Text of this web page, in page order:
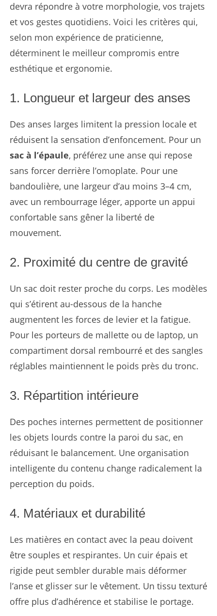
devra répondre à votre morphologie, vos trajets
et vos gestes quotidiens. Voici les critères qui,
selon mon expérience de praticienne,
déterminent le meilleur compromis entre
esthétique et ergonomie.
1. Longueur et largeur des anses
Des anses larges limitent la pression locale et
réduisent la sensation d’enfoncement. Pour un
sac à l’épaule, préférez une anse qui repose
sans forcer derrière l’omoplate. Pour une
bandoulière, une largeur d’au moins 3–4 cm,
avec un rembourrage léger, apporte un appui
confortable sans gêner la liberté de
mouvement.
2. Proximité du centre de gravité
Un sac doit rester proche du corps. Les modèles
qui s’étirent au-dessous de la hanche
augmentent les forces de levier et la fatigue.
Pour les porteurs de mallette ou de laptop, un
compartiment dorsal rembourré et des sangles
réglables maintiennent le poids près du tronc.
3. Répartition intérieure
Des poches internes permettent de positionner
les objets lourds contre la paroi du sac, en
réduisant le balancement. Une organisation
intelligente du contenu change radicalement la
perception du poids.
4. Matériaux et durabilité
Les matières en contact avec la peau doivent
être souples et respirantes. Un cuir épais et
rigide peut sembler durable mais déformer
l’anse et glisser sur le vêtement. Un tissu texturé
offre plus d’adhérence et stabilise le portage.